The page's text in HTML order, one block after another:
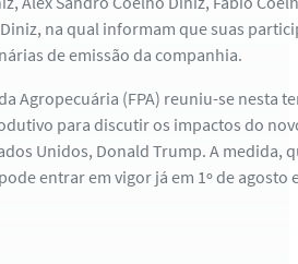
na qual informam que suas
de emissão da companhia.
Agropecuária (FPA) reuniu-se nesta
para discutir os impactos do
Unidos, Donald Trump. A medida,
entrar em vigor já em 1º de agosto